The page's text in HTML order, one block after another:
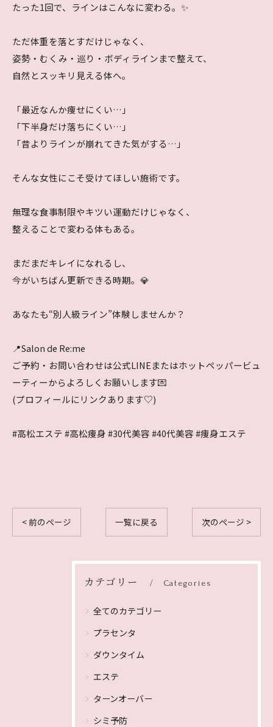
たった1回で、ラインはこんなに変わる。✨
ただ体重を落とすだけじゃなく、
姿勢・むくみ・巡り・ボディラインまで整えて、
自然とスッキリ見える体へ。
「最近なんか痩せにくい…」
「下半身だけ落ちにくい…」
「昔よりラインが崩れてきた気がする…」
そんな女性にこそ受けてほしい施術です。
無理な食事制限やキツい運動だけじゃなく、
整えることで変わる体もある。
まだまだキレイになれるし、
今がいちばん更新できる時期。💎
あなたも“別人級ライン”体験しませんか？
📍Salon de Re:me
ご予約・お問い合わせは公式LINEまたはホットペッパービュ
ーティーからよろしくお願いします💌
(プロフィールにリンクあります♡)
#高松エステ #高松痩身 #30代美容 #40代美容 #痩身エステ
< 前のページ 一覧に戻る 次のページ >
カテゴリー Categories
全てのカテゴリー
プラセンタ
ダウンタイム
エステ
ターンオーバー
シミ予防